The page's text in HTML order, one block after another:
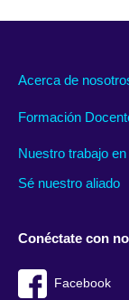
Acerca de
Formación
Nuestro trabajo
Sé nuestro aliado
Conéctate con
Facebook